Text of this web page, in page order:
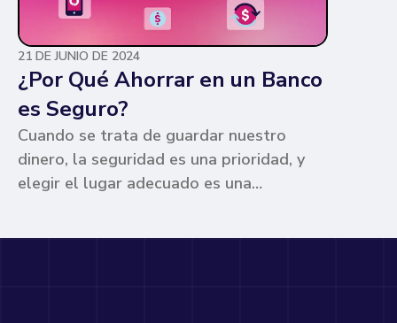
21 DE JUNIO DE 2024
¿Por Qué Ahorrar en un Banco
es Seguro?
Cuando se trata de guardar nuestro
dinero, la seguridad es una prioridad, y
elegir el lugar adecuado es una